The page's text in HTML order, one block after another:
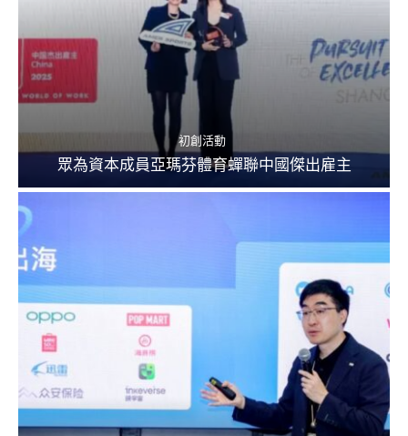
初創活動
眾為資本成員亞瑪芬體育蟬聯中國傑出雇主